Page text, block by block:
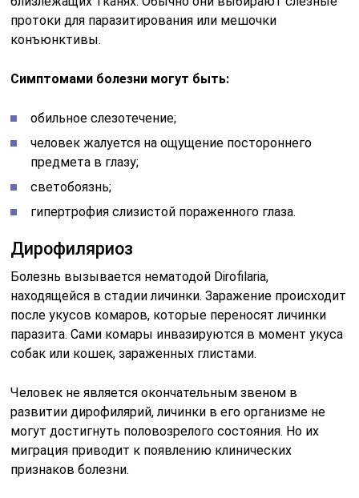
протоки для паразитирования или мешочки
конъюнктивы.
Симптомами болезни могут быть:
обильное слезотечение;
человек жалуется на ощущение постороннего
предмета в глазу;
светобоязнь;
гипертрофия слизистой пораженного глаза.
Дирофиляриоз
Болезнь вызывается нематодой Dirofilaria,
находящейся в стадии личинки. Заражение происходит
после укусов комаров, которые переносят личинки
паразита. Сами комары инвазируются в момент укуса
собак или кошек, зараженных глистами.
Человек не является окончательным звеном в
развитии дирофилярий, личинки в его организме не
могут достигнуть половозрелого состояния. Но их
миграция приводит к появлению клинических
признаков болезни.